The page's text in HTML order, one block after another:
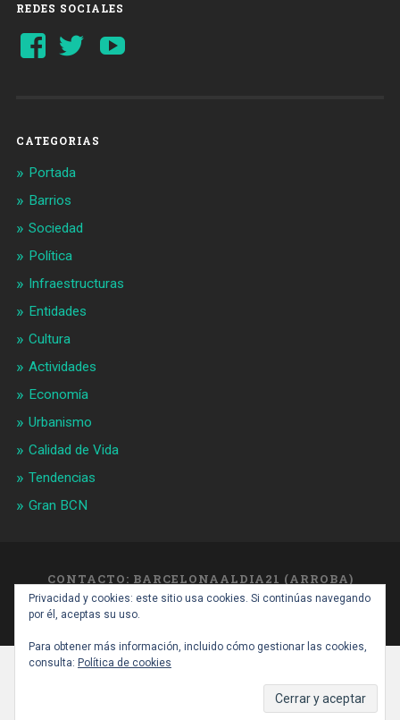
REDES SOCIALES
Ver
perfil
Ver
perfil
CATEGORIAS
Portada
Barrios
Sociedad
Política
Infraestructuras
Entidades
Cultura
Actividades
Economía
Urbanismo
Calidad de Vida
Tendencias
Gran BCN
CONTACTO: BARCELONAALDIA21 (ARROBA)
GMAIL.COM
Privacidad y cookies: este sitio usa cookies. Si continúas navegando
por él, aceptas su uso.
Para obtener más información, incluido cómo gestionar las cookies,
consulta: Política de cookies